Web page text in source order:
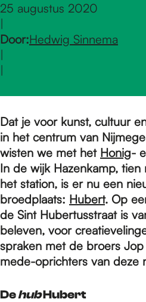
e
a
25 augustus 2020
|
Door:Hedwig Sinnema
|
|
Dat je voor kunst, cultuur
in het centrum van
wisten we met het Honig-
In de wijk Hazenkamp,
het station, is er nu een
broedplaats: Hubert. Op
de Sint Hubertusstraat is
beleven, voor
spraken met de broers Jop
mede-oprichters van deze
DehubHubert